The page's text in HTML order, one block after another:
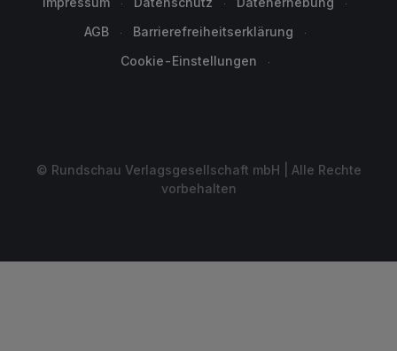
AGB
Barrierefreiheitserklärung
Cookie-Einstellungen
© Rundschau Verlagsgesellschaft mbH | Alle Rechte
vorbehalten